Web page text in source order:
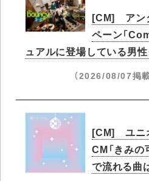
[CM] アン
ペーン「
ュアルに登場している男
（2026/08/07掲載
[CM] ユニ
CM「きみ
で流れる曲